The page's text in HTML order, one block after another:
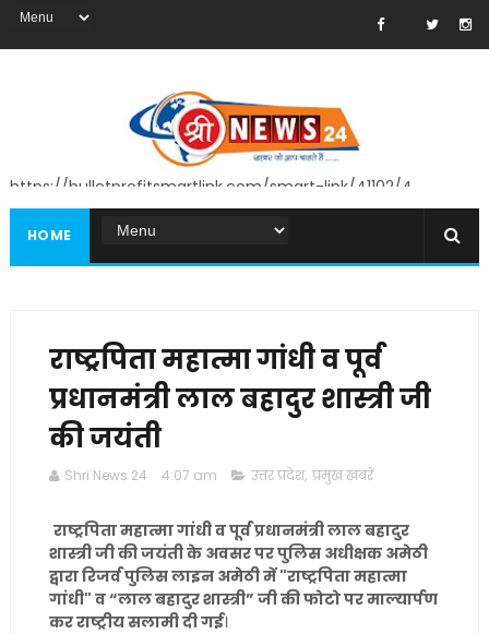
https://bulletprofitsmartlink.com/smart-link/41102/4
HOME
राष्ट्रपिता महात्मा गांधी व पूर्व
प्रधानमंत्री लाल बहादुर शास्त्री जी
की जयंती
Shri News 24 4:07 am उत्तर प्रदेश, प्रमुख खबरें
राष्ट्रपिता महात्मा गांधी व पूर्व प्रधानमंत्री लाल बहादुर
शास्त्री जी की जयंती के अवसर पर पुलिस अधीक्षक अमेठी
द्वारा रिजर्व पुलिस लाइन अमेठी में "राष्ट्रपिता महात्मा
गांधी" व “लाल बहादुर शास्त्री” जी की फोटो पर माल्यार्पण
कर राष्ट्रीय सलामी दी गई।